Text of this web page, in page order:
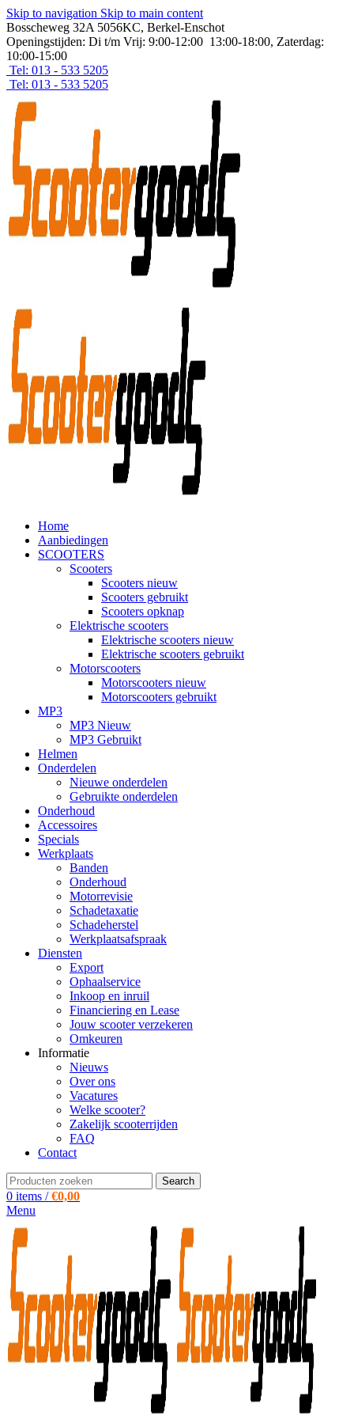
Skip to navigation Skip to main content
Bosscheweg 32A 5056KC, Berkel-Enschot
Openingstijden: Di t/m Vrij: 9:00-12:00 13:00-18:00, Zaterdag:
10:00-15:00
Tel: 013 - 533 5205
Tel: 013 - 533 5205
Home
Aanbiedingen
SCOOTERS
Scooters
Scooters nieuw
Scooters gebruikt
Scooters opknap
Elektrische scooters
Elektrische scooters nieuw
Elektrische scooters gebruikt
Motorscooters
Motorscooters nieuw
Motorscooters gebruikt
MP3
MP3 Nieuw
MP3 Gebruikt
Helmen
Onderdelen
Nieuwe onderdelen
Gebruikte onderdelen
Onderhoud
Accessoires
Specials
Werkplaats
Banden
Onderhoud
Motorrevisie
Schadetaxatie
Schadeherstel
Werkplaatsafspraak
Diensten
Export
Ophaalservice
Inkoop en inruil
Financiering en Lease
Jouw scooter verzekeren
Omkeuren
Informatie
Nieuws
Over ons
Vacatures
Welke scooter?
Zakelijk scooterrijden
FAQ
Contact
Search
0 items / €0,00
Menu